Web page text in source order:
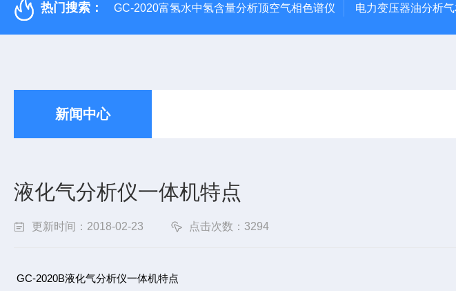
热门搜索： GC-2020富氢水中氢含量分析顶空气相色谱仪 电力变压器油分析
新闻中心
液化气分析仪一体机特点
更新时间：2018-02-23 点击次数：3294
GC-2020B液化气分析仪一体机特点